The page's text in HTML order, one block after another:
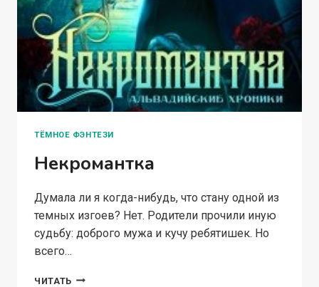
ТЁМНОЕ ФЭНТЕЗИ
Некромантка
Думала ли я когда-нибудь, что стану одной из
темных изгоев? Нет. Родители прочили иную
судьбу: доброго мужа и кучу ребятишек. Но
всего…
ЧИТАТЬ НЕКРОМАНТКА